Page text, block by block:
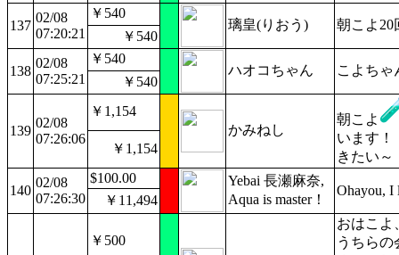
137
02/08
07:20:21
￥540
璃皇(りおう) 朝こよ20
￥540
138
02/08
07:25:21
￥540
ハオコちゃん こよちゃ
￥540
139
02/08
07:26:06
￥1,154
かみねし
朝こよ
います
きたい～
￥1,154
140
02/08
07:26:30
$100.00
Yebai 長瀬麻奈,
Aqua is master！
Ohayou, I
￥11,494
￥500
おはこよ
うちら